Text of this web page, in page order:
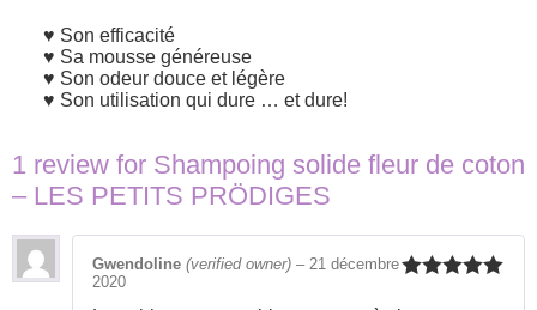
Son efficacité
Sa mousse généreuse
Son odeur douce et légère
Son utilisation qui dure … et dure!
1 review for Shampoing solide fleur de coton
– LES PETITS PRÖDIGES
Gwendoline (verified owner) – 21 décembre
2020